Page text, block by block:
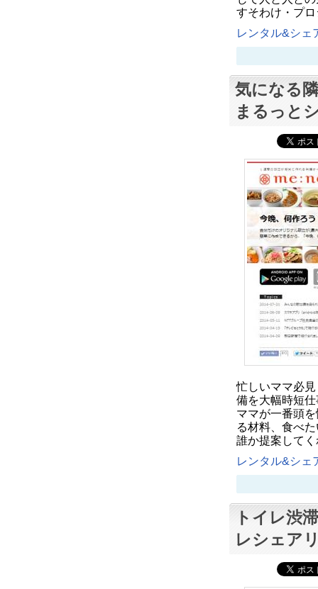
すそわけ・プ
レンタル&シェ
気になる
まるっと
忙しいママ必
備を大幅時短
ママが一番頭
る材料、食べ
誰か提案して
レンタル&シェ
トイレ渋
レシェア